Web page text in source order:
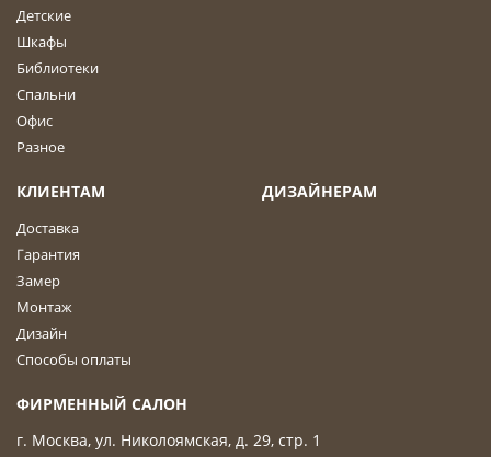
Детские
Шкафы
Библиотеки
Спальни
Офис
Разное
КЛИЕНТАМ
Доставка
Гарантия
Замер
Монтаж
Дизайн
Способы оплаты
ДИЗАЙНЕРАМ
ФИРМЕННЫЙ САЛОН
г. Москва, ул. Николоямская, д. 29, стр. 1